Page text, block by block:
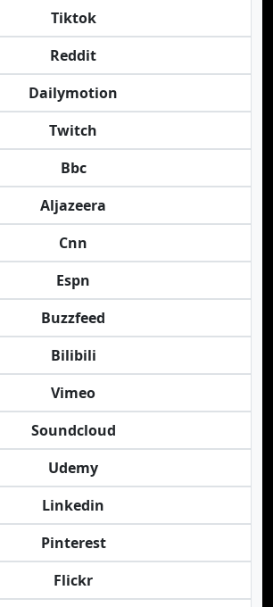
Tiktok
Reddit
Dailymotion
Twitch
Bbc
Aljazeera
Cnn
Espn
Buzzfeed
Bilibili
Vimeo
Soundcloud
Udemy
Linkedin
Pinterest
Flickr